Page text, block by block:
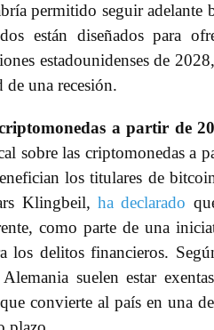
permitido seguir adelante
están diseñados para
estadounidenses de
una recesión.
a partir de
sobre las criptomonedas a
los titulares de
Klingbeil, ha declarado
como parte de una
los delitos financieros.
suelen estar
convierte al país en una